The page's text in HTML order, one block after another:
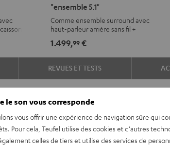
de
Surround
Ambition
"ensemble
5.1"
Noir
Surround
Ambition
"ensemble
5.1"
Blanc
"ensemble 5.1"
Comme ensemble surround avec
haut-parleur arrière sans fil +
1.499,99€
REVUES ET TESTS
le son vous corresponde
vous offrir une expérience de navigation sûre qui
Pour cela, Teufel utilise des cookies et d'autres
celles de tiers et utilise des services de